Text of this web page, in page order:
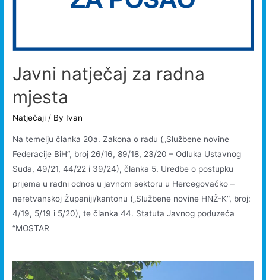
Javni natječaj za radna
mjesta
Natječaji / By Ivan
Na temelju članka 20a. Zakona o radu („Službene novine
Federacije BiH“, broj 26/16, 89/18, 23/20 – Odluka Ustavnog
Suda, 49/21, 44/22 i 39/24), članka 5. Uredbe o postupku
prijema u radni odnos u javnom sektoru u Hercegovačko –
neretvanskoj Županiji/kantonu („Službene novine HNŽ-K“, broj:
4/19, 5/19 i 5/20), te članka 44. Statuta Javnog poduzeća
“MOSTAR